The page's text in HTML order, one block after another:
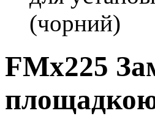
(чорний)
FMx225
площадкою